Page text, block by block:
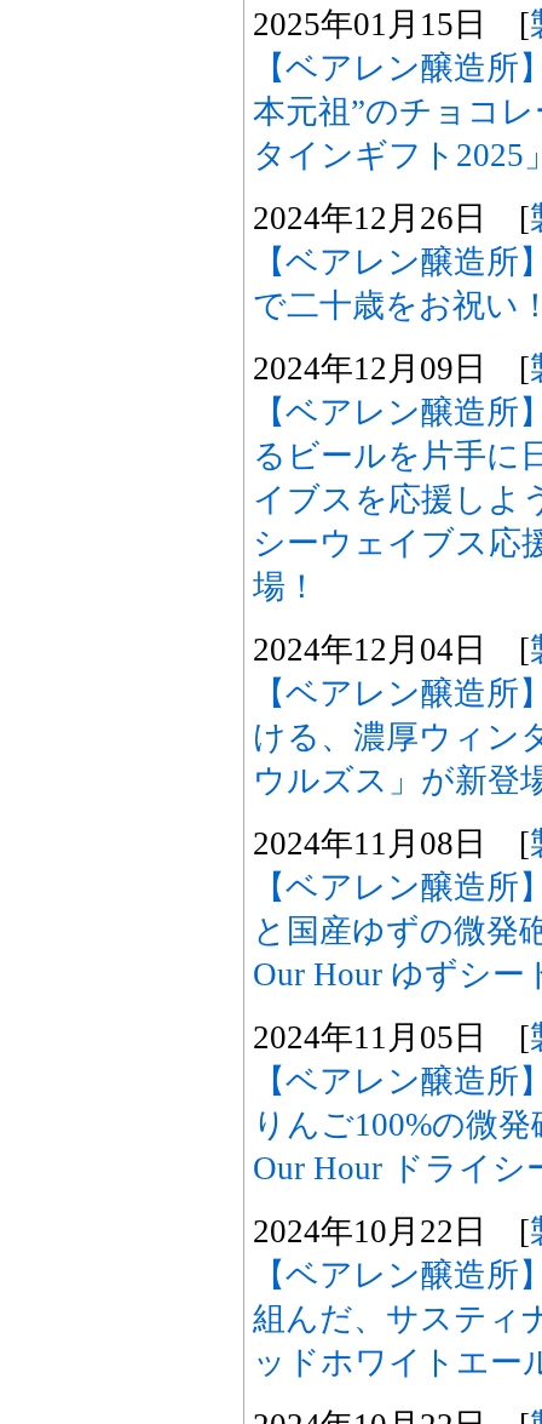
2025年01月15日 [
【ベアレン醸造所
本元祖”のチョコ
タインギフト2025
2024年12月26日 [
【ベアレン醸造
で二十歳をお祝い
2024年12月09日 [
【ベアレン醸造所
るビールを片手に
イブスを応援しよ
シーウェイブス応
場！
2024年12月04日 [
【ベアレン醸造所
ける、濃厚ウィン
ウルズス」が新登
2024年11月08日 [
【ベアレン醸造所
と国産ゆずの微発
Our Hour ゆずシー
2024年11月05日 [
【ベアレン醸造所
りんご100%の微
Our Hour ドライシ
2024年10月22日 [
【ベアレン醸造所
組んだ、サスティ
ッドホワイトエー